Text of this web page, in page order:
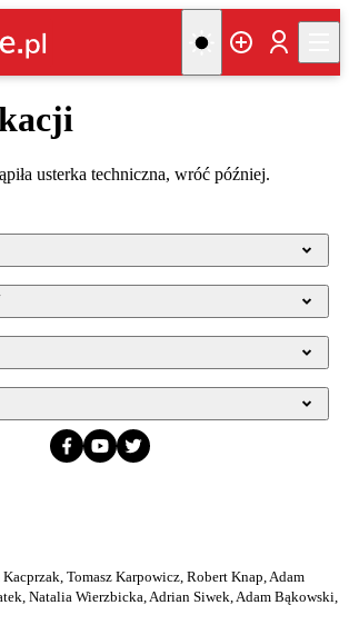
usterka techniczna, wróć później.
Kacprzak, Tomasz Karpowicz, Robert Knap, Adam
Natalia Wierzbicka, Adrian Siwek, Adam Bąkowski,